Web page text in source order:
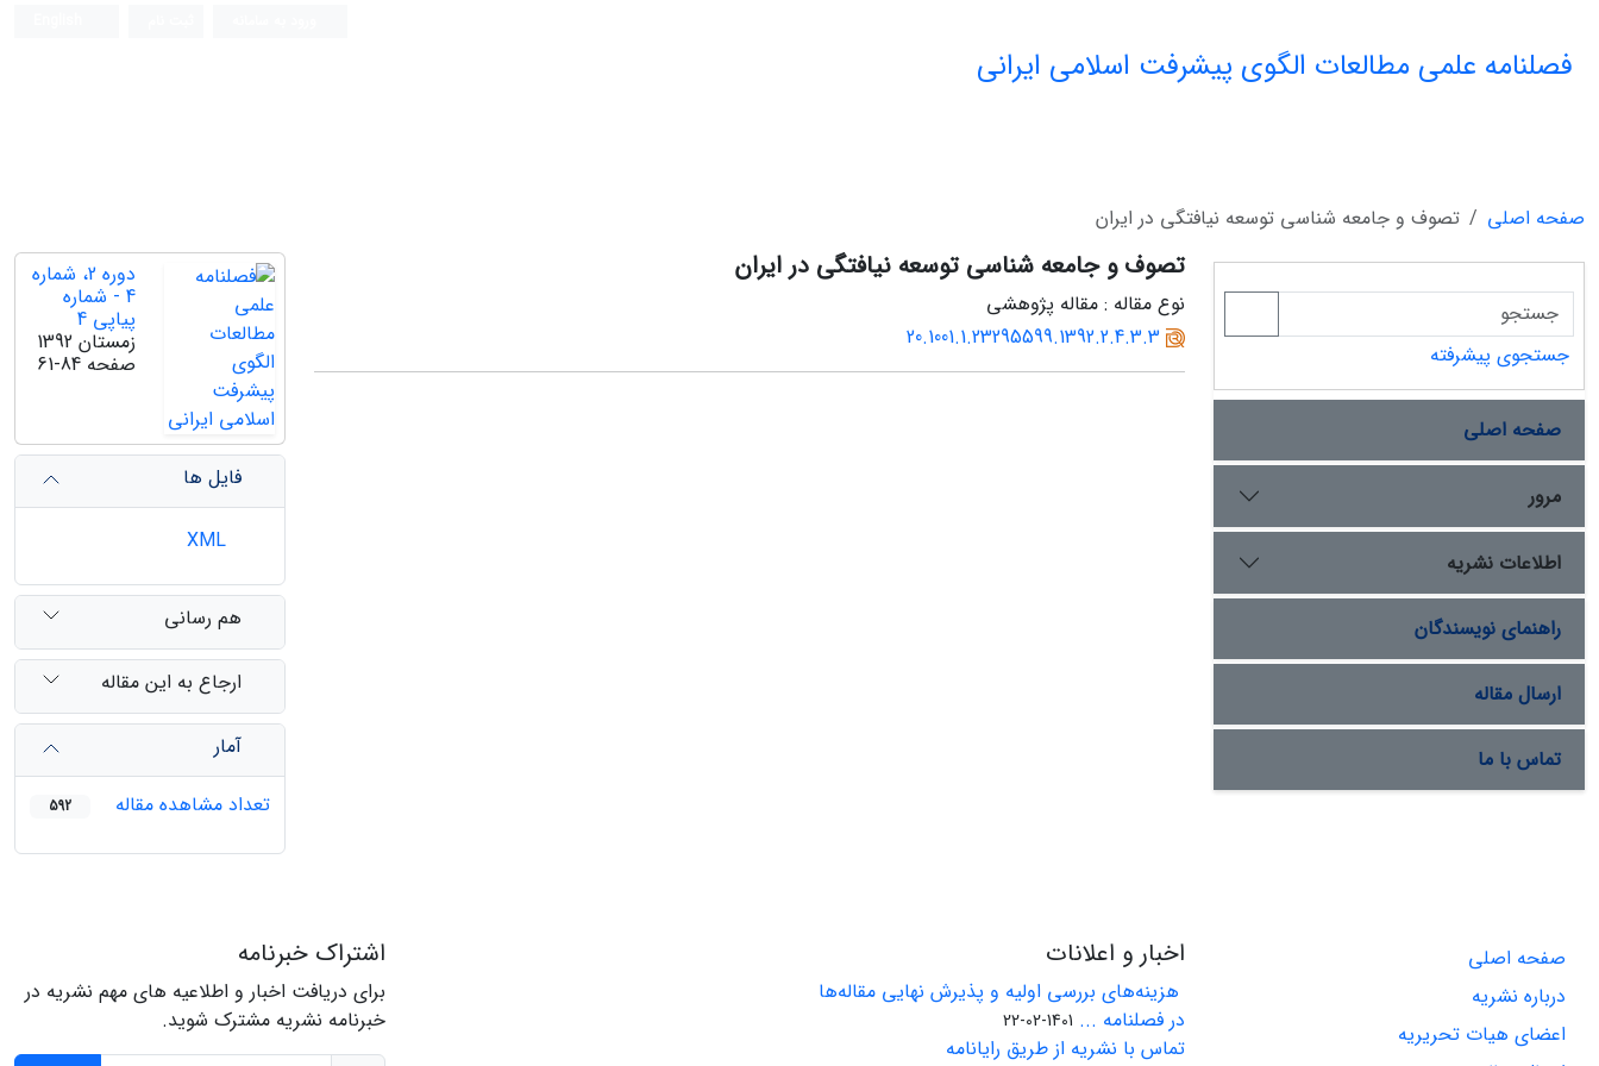
فصلنامه علمی مطالعات الگوی پیشرفت اسلامی ایرانی
صفحه اصلی تصوف و جامعه شناسی توسعه نیافتگی در ایران
تصوف و جامعه شناسی توسعه نیافتگی در ایران
نوع مقاله : مقاله پژوهشی
20.1001.1.23295599.1392.2.4.3.3
دوره 2، شماره
4 - شماره
پیاپی 4
زمستان 1392
صفحه 61-84
فایل ها
هم رسانی
ارجاع به این مقاله
آمار
تعداد مشاهده مقاله
592
جستجوی پیشرفته
صفحه اصلی
مرور
اطلاعات نشریه
راهنمای نویسندگان
ارسال مقاله
تماس با ما
صفحه اصلی
درباره نشریه
اعضای هیات تحریریه
اخبار و اعلانات
هزینه‌های بررسی اولیه و پذیرش نهایی مقاله‌ها
در فصلنامه ... 1401-02-22
تماس با نشریه از طریق رایانامه
اشتراک خبرنامه
برای دریافت اخبار و اطلاعیه های مهم نشریه در
خبرنامه نشریه مشترک شوید.